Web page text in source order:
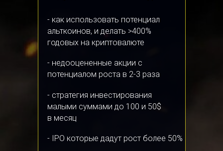
- как использовать потенциал
альткоинов, и делать >400%
годовых на криптовалюте
- недооцененные акции с
потенциалом роста в 2-3 раза
- стратегия инвестирования
малыми суммами до 100 и 50$
в месяц
- IPO которые дадут рост более 50%